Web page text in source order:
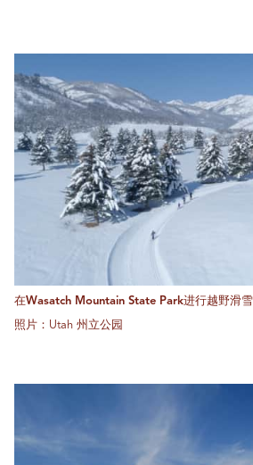
在Wasatch Mountain State Park进行越野滑雪
照片：Utah 州立公园